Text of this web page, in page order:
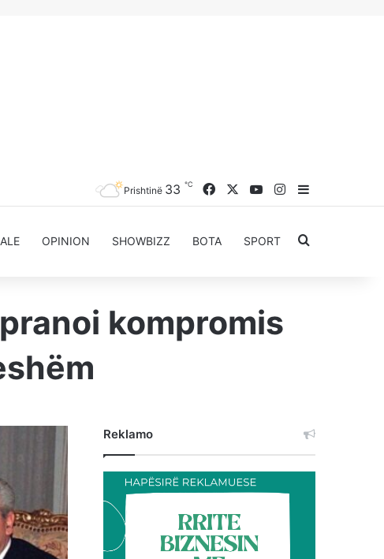
Prishtinë 33 ℃ FacebookYouTubeInstagram
Sidebar
OPINION SHOWBIZZ BOTA SPORT Kërkoni
kompromis
Reklamo